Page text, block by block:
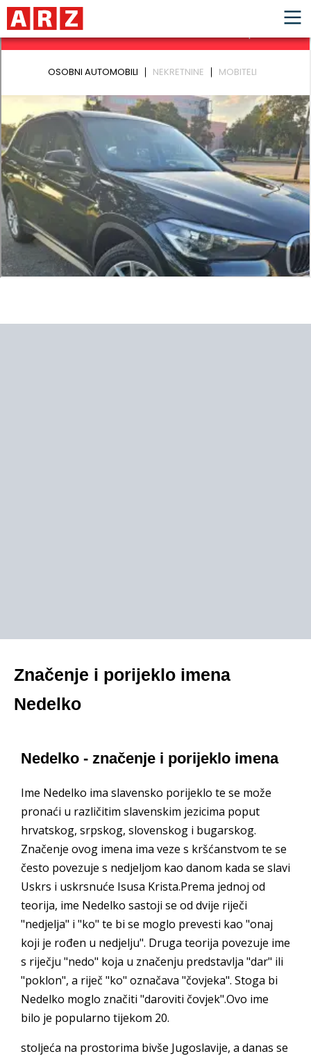
Značenje i porijeklo imena
Nedelko
Nedelko - značenje i porijeklo imena
Ime Nedelko ima slavensko porijeklo te se može
pronaći u različitim slavenskim jezicima poput
hrvatskog, srpskog, slovenskog i bugarskog.
Značenje ovog imena ima veze s kršćanstvom te se
često povezuje s nedjeljom kao danom kada se slavi
Uskrs i uskrsnuće Isusa Krista.Prema jednoj od
teorija, ime Nedelko sastoji se od dvije riječi
"nedjelja" i "ko" te bi se moglo prevesti kao "onaj
koji je rođen u nedjelju". Druga teorija povezuje ime
s riječju "nedo" koja u značenju predstavlja "dar" ili
"poklon", a riječ "ko" označava "čovjeka". Stoga bi
Nedelko moglo značiti "daroviti čovjek".Ovo ime
bilo je popularno tijekom 20.
stoljeća na prostorima bivše Jugoslavije, a danas se